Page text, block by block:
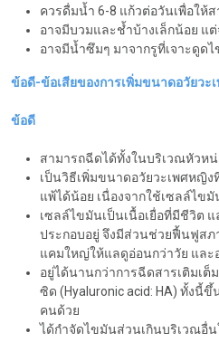
ควรดื่มน้ำ 6-8 แก้วต่อวันเพื่อให้
อาจมีบวมและช้ำบ้างเล็กน้อย แ
อาจมีน้ำซึมๆ มาจากรูที่เจาะดูด
ข้อดี-ข้อเสียของการเพิ่มขนาดอวัยว
ข้อดี
สามารถฉีดได้ทั้งในบริเวณหัวห
เป็นวิธีเพิ่มขนาดอวัยวะเพศหญิง
แพ้ได้น้อย เนื่องจากใช้เซลล์ไขมั
เซลล์ไขมันเป็นเนื้อเยื่อที่มีชีวิต
ประกอบอยู่ จึงมีส่วนช่วยฟื้นฟูส
แคมใหญ่ให้แลดูอ่อนกว่าวัย และ
อยู่ได้นานกว่าการฉีดสารเติมเต็
ซิด (Hyaluronic acid: HA) ทั้งนี้
คนด้วย
ได้กำจัดไขมันส่วนเกินบริเวณอื่น